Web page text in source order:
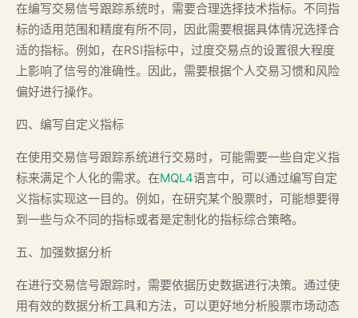
在编写交易信号跟踪系统时，需要合理选择技术指标。不同指
标的适用范围和精度有所不同，因此需要根据具体情况选择合
适的指标。例如，在RSI指标中，过度交易点的设置很大程度
上影响了信号的准确性。因此，需要根据个人交易习惯和风险
偏好进行操作。
四、编写自定义指标
在使用交易信号跟踪系统进行交易时，可能需要一些自定义指
标来满足个人化的需求。在MQL4语言中，可以通过编写自定
义指标实现这一目的。例如，在研究某个股票时，可能想要得
到一些与众不同的指标或者是定制化的指标综合策略。
五、加强数据分析
在进行交易信号跟踪时，需要依据历史数据进行决策。通过使
用有效的数据分析工具和方法，可以更好地分析股票市场动态